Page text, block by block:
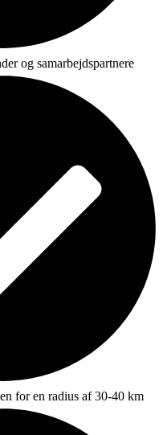
og samarbejdspartnere
for en radius af 30-40 km